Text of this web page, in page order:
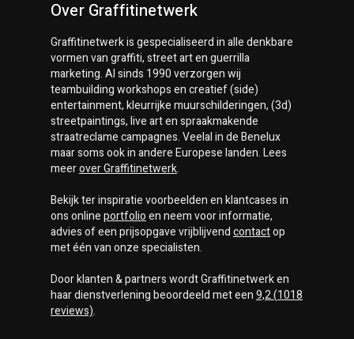
Over Graffitinetwerk
Graffitinetwerkis gespecialiseerd in alle denkbare
vormen van graffiti, street art en guerrilla
marketing. Al sinds 1990 verzorgen wij
teambuilding workshops en creatief (side)
entertainment, kleurrijke muurschilderingen, (3d)
streetpaintings, live art en spraakmakende
straatreclame campagnes. Veelal in de Benelux
maar soms ook in andere Europese landen. Lees
meeroverGraffitinetwerk.
Bekijk ter inspiratie voorbeelden en klantcases in
ons onlineportfolioen neem voor informatie,
advies of een prijsopgave vrijblijvendcontactop
met één van onze specialisten.
Door klanten & partners wordtGraffitinetwerken
haar dienstverlening beoordeeld met een9,2(1018
reviews).